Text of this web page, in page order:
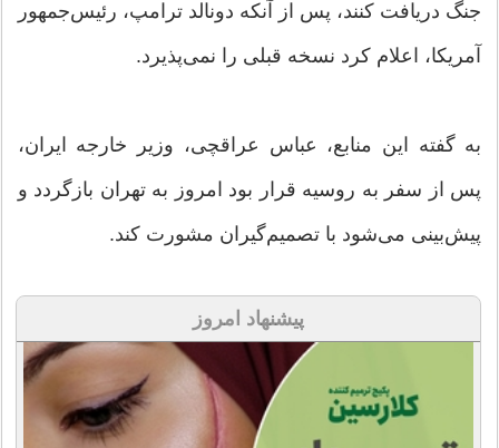
جنگ دریافت کنند، پس از آنکه دونالد ترامپ، رئیس‌جمهور
آمریکا، اعلام کرد نسخه قبلی را نمی‌پذیرد.
به گفته این منابع، عباس عراقچی، وزیر خارجه ایران،
پس از سفر به روسیه قرار بود امروز به تهران بازگردد و
پیش‌بینی می‌شود با تصمیم‌گیران مشورت کند.
پیشنهاد امروز